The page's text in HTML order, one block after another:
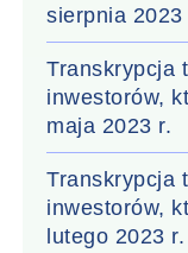
sierpnia 2023
Transkrypcja
inwestorów,
maja 2023 r.
Transkrypcja
inwestorów,
lutego 2023 r.